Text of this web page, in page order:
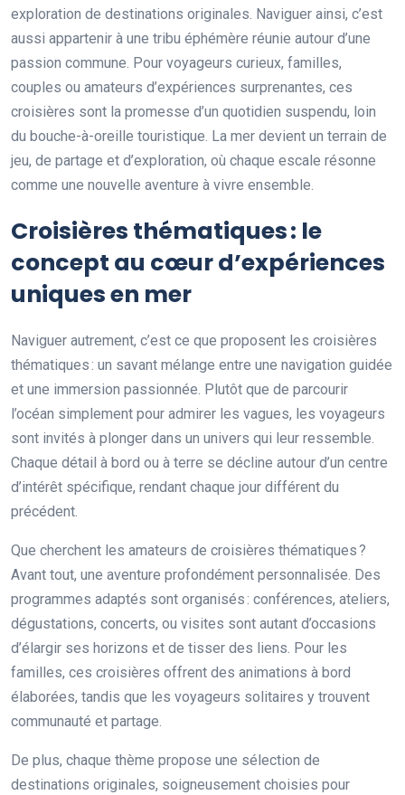
exploration de destinations originales. Naviguer ainsi, c’est
aussi appartenir à une tribu éphémère réunie autour d’une
passion commune. Pour voyageurs curieux, familles,
couples ou amateurs d’expériences surprenantes, ces
croisières sont la promesse d’un quotidien suspendu, loin
du bouche-à-oreille touristique. La mer devient un terrain de
jeu, de partage et d’exploration, où chaque escale résonne
comme une nouvelle aventure à vivre ensemble.
Croisières thématiques : le
concept au cœur d’expériences
uniques en mer
Naviguer autrement, c’est ce que proposent les croisières
thématiques : un savant mélange entre une navigation guidée
et une immersion passionnée. Plutôt que de parcourir
l’océan simplement pour admirer les vagues, les voyageurs
sont invités à plonger dans un univers qui leur ressemble.
Chaque détail à bord ou à terre se décline autour d’un centre
d’intérêt spécifique, rendant chaque jour différent du
précédent.
Que cherchent les amateurs de croisières thématiques ?
Avant tout, une aventure profondément personnalisée. Des
programmes adaptés sont organisés : conférences, ateliers,
dégustations, concerts, ou visites sont autant d’occasions
d’élargir ses horizons et de tisser des liens. Pour les
familles, ces croisières offrent des animations à bord
élaborées, tandis que les voyageurs solitaires y trouvent
communauté et partage.
De plus, chaque thème propose une sélection de
destinations originales, soigneusement choisies pour